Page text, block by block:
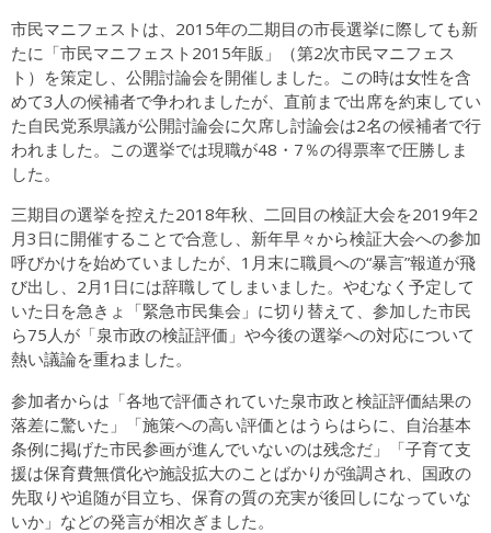
市民マニフェストは、2015年の二期目の市長選挙に際しても新
たに「市民マニフェスト2015年販」（第2次市民マニフェス
ト）を策定し、公開討論会を開催しました。この時は女性を含
めて3人の候補者で争われましたが、直前まで出席を約束してい
た自民党系県議が公開討論会に欠席し討論会は2名の候補者で行
われました。この選挙では現職が48・7％の得票率で圧勝しま
した。
三期目の選挙を控えた2018年秋、二回目の検証大会を2019年2
月3日に開催することで合意し、新年早々から検証大会への参加
呼びかけを始めていましたが、1月末に職員への“暴言”報道が飛
び出し、2月1日には辞職してしまいました。やむなく予定して
いた日を急きょ「緊急市民集会」に切り替えて、参加した市民
ら75人が「泉市政の検証評価」や今後の選挙への対応について
熱い議論を重ねました。
参加者からは「各地で評価されていた泉市政と検証評価結果の
落差に驚いた」「施策への高い評価とはうらはらに、自治基本
条例に掲げた市民参画が進んでいないのは残念だ」「子育て支
援は保育費無償化や施設拡大のことばかりが強調され、国政の
先取りや追随が目立ち、保育の質の充実が後回しになっていな
いか」などの発言が相次ぎました。